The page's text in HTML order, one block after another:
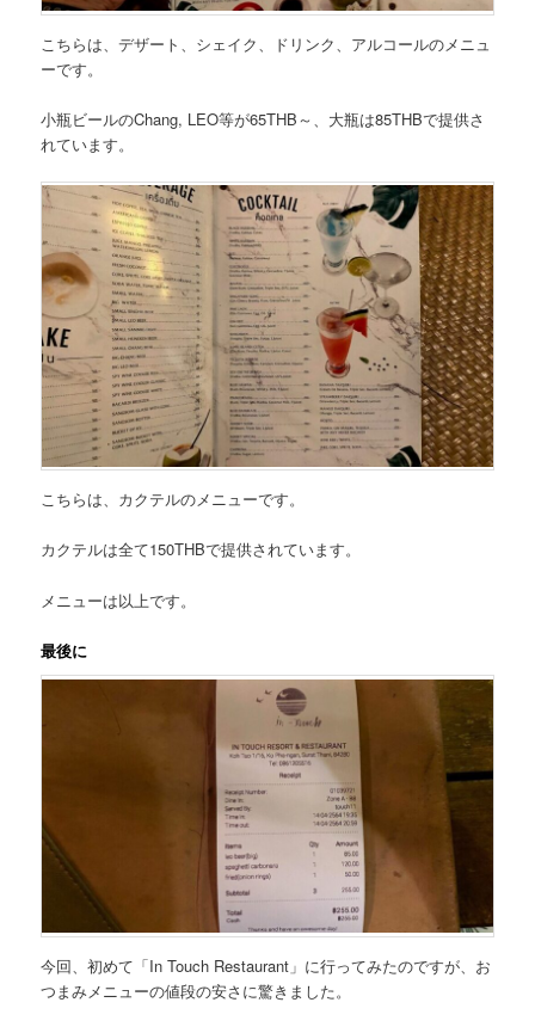
こちらは、デザート、シェイク、ドリンク、アルコールのメニュ
ーです。
小瓶ビールのChang, LEO等が65THB～、大瓶は85THBで提供さ
れています。
こちらは、 カクテルのメニューです。
カクテルは全て150THBで提供されています。
メニューは以上です。
最後に
今回、初めて 「In Touch Restaurant」 に行ってみたのですが、お
つまみメニューの値段の安さに驚きました。